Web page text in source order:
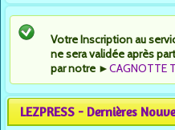
Votre Inscription au
ne sera validée après
par notre ►CAGNOTTE
LEZPRESS - Dernières